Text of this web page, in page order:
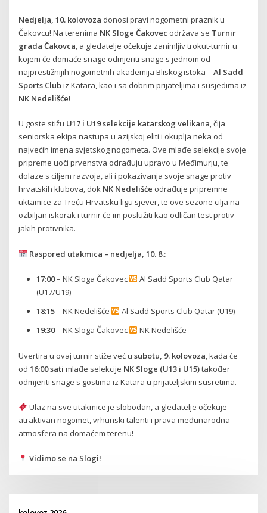
Nedjelja, 10. kolovoza donosi pravi nogometni praznik u
Čakovcu! Na terenima NK Sloge Čakovec održava se Turnir
grada Čakovca, a gledatelje očekuje zanimljiv trokut-turnir u
kojem će domaće snage odmjeriti snage s jednom od
najprestižnijih nogometnih akademija Bliskog istoka –Al Sadd
Sports Clubiz Katara, kao i sa dobrim prijateljima i susjedima iz
NK Nedelišće!
U goste stižu U17 i U19 selekcije katarskog velikana, čija
seniorska ekipa nastupa u azijskoj eliti i okuplja neka od
najvećih imena svjetskog nogometa. Ove mlađe selekcije svoje
pripreme uoči prvenstva odrađuju upravo u Međimurju, te
dolaze s ciljem razvoja, ali i pokazivanja svoje snage protiv
hrvatskih klubova, dok NK Nedelišće odrađuje pripremne
uktamice za Treću Hrvatsku ligu sjever, te ove sezone cilja na
ozbiljan iskorak i turnir će im poslužiti kao odličan test protiv
jakih protivnika.
Raspored utakmica – nedjelja, 10. 8.:
17:00– NK Sloga Čakovec
Al Sadd Sports Club Qatar
(U17/U19)
18:15– NK Nedelišće
Al Sadd Sports Club Qatar (U19)
19:30– NK Sloga Čakovec NK Nedelišće
Uvertira u ovaj turnir stiže već usubotu, 9. kolovoza, kada će
od16:00 sati mlađe selekcije NK Sloge (U13 i U15)također
odmjeriti snage s gostima iz Katara u prijateljskim susretima.
Ulaz na sve utakmice je slobodan, a gledatelje očekuje
atraktivan nogomet, vrhunski talenti i prava međunarodna
atmosfera na domaćem terenu!
Vidimo se na Slogi!